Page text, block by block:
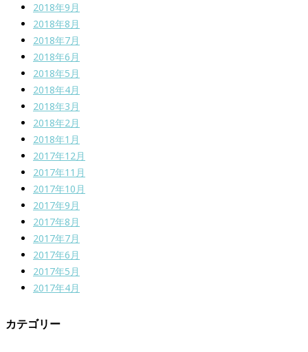
2018年9月
2018年8月
2018年7月
2018年6月
2018年5月
2018年4月
2018年3月
2018年2月
2018年1月
2017年12月
2017年11月
2017年10月
2017年9月
2017年8月
2017年7月
2017年6月
2017年5月
2017年4月
カテゴリー